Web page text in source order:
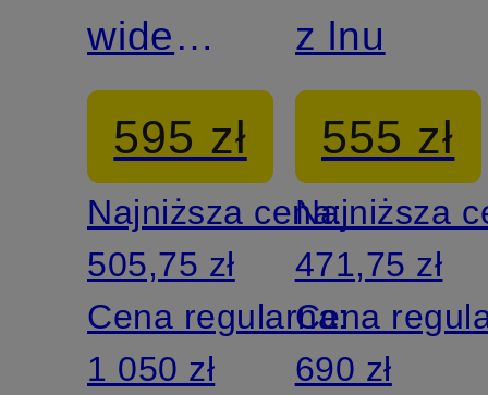
wide
leg
595 zł
Najniższa cena:
505,75 zł
Cena regularna:
1 050 zł
z lnu
555 zł
Najniższa
471,75 zł
Cena
690 zł